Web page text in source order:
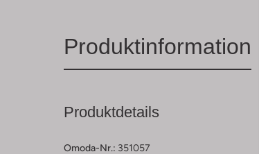
Produktinformation
Produktdetails
Omoda-Nr.: 351057